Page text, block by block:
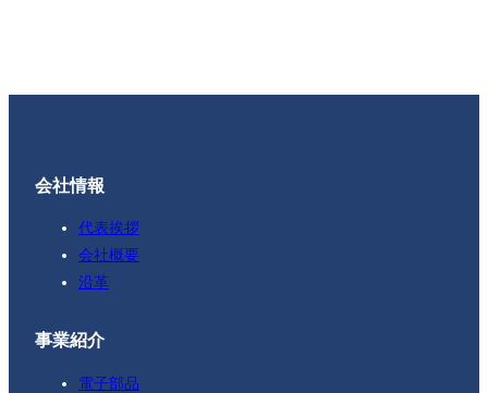
会社情報
代表挨拶
会社概要
沿革
事業紹介
電子部品